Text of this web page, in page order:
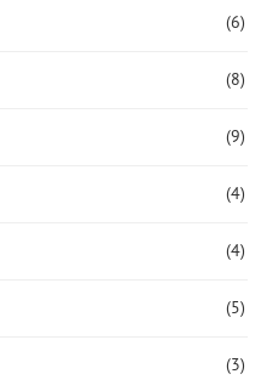
(6)
(8)
(9)
(4)
(4)
(5)
(3)